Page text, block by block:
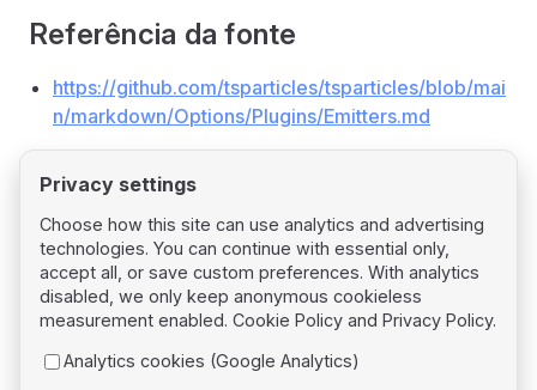
Referência da fonte
https://github.com/tsparticles/tsparticles/blob/mai
n/markdown/Options/Plugins/Emitters.md
PagerPrevious page
Plugin: Emitter Shapes
Privacy settings
Choose how this site can use analytics and advertising
technologies. You can continue with essential only,
accept all, or save custom preferences. With analytics
disabled, we only keep anonymous cookieless
measurement enabled. Cookie Policy and Privacy Policy.
Analytics cookies (Google Analytics)